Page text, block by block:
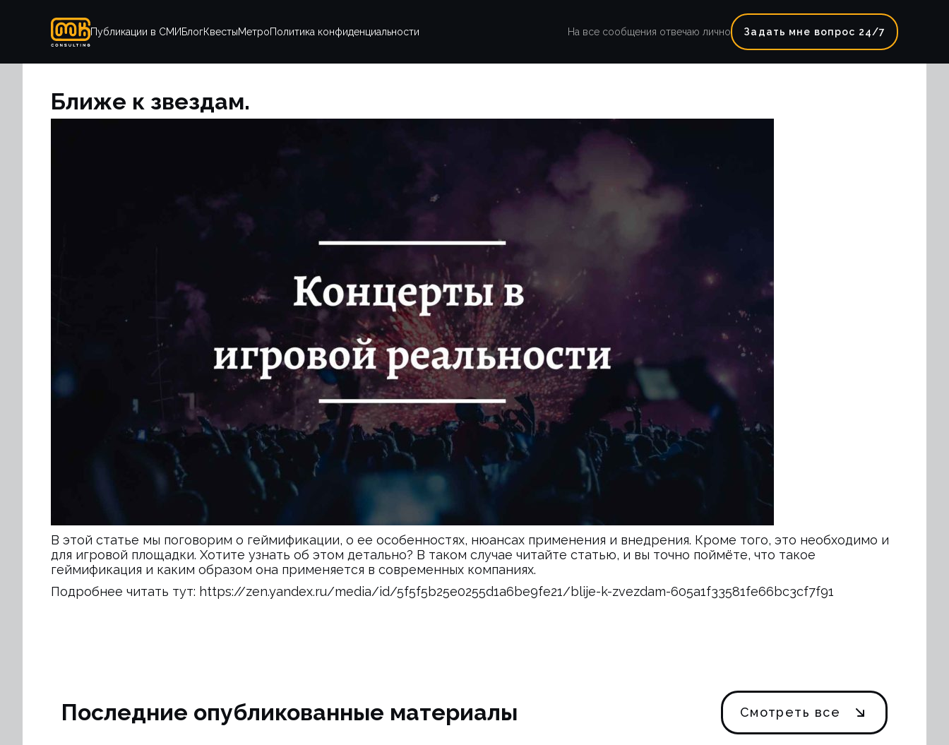
Публикации в СМИ БлогКвестыМетроПолитика конфиденциальности На все сообщения отвечаю лично Задать мне вопрос 24/7
Ближе к звездам.
В этой статье мы поговорим о геймификации, о ее особенностях, нюансах применения и внедрения. Кроме того, это необходимо и
для игровой площадки. Хотите узнать об этом детально? В таком случае читайте статью, и вы точно поймёте, что такое
геймификация и каким образом она применяется в современных компаниях.
Подробнее читать тут: https://zen.yandex.ru/media/id/5f5f5b25e0255d1a6be9fe21/blije-k-zvezdam-605a1f33581fe66bc3cf7f91
Последние опубликованные материалы Смотреть все